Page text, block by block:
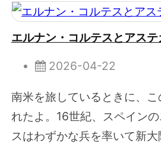
エルナン・コルテスとアステ
2026-04-22
南米を旅しているときに、
れたよ。16世紀、スペイン
スはわずかな兵を率いて新